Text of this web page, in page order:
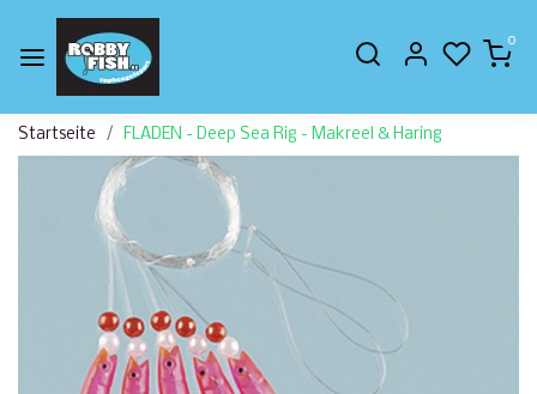
0
Startseite FLADEN - Deep Sea Rig - Makreel & Haring